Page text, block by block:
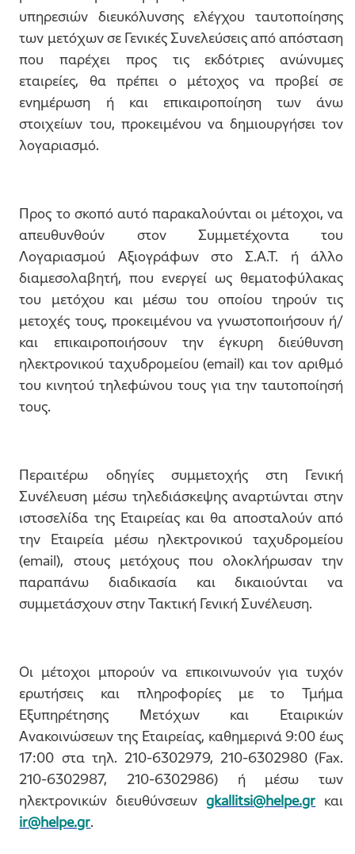
υπηρεσιών διευκόλυνσης ελέγχου ταυτοποίησης
των μετόχων σε Γενικές Συνελεύσεις από απόσταση
που παρέχει προς τις εκδότριες ανώνυμες
εταιρείες, θα πρέπει ο μέτοχος να προβεί σε
ενημέρωση ή και επικαιροποίηση των άνω
στοιχείων του, προκειμένου να δημιουργήσει τον
λογαριασμό.
Προς το σκοπό αυτό παρακαλούνται οι μέτοχοι, να
απευθυνθούν στον Συμμετέχοντα του
Λογαριασμού Αξιογράφων στο Σ.Α.Τ. ή άλλο
διαμεσολαβητή, που ενεργεί ως θεματοφύλακας
του μετόχου και μέσω του οποίου τηρούν τις
μετοχές τους, προκειμένου να γνωστοποιήσουν ή/
και επικαιροποιήσουν την έγκυρη διεύθυνση
ηλεκτρονικού ταχυδρομείου (email) και τον αριθμό
του κινητού τηλεφώνου τους για την ταυτοποίησή
τους.
Περαιτέρω οδηγίες συμμετοχής στη Γενική
Συνέλευση μέσω τηλεδιάσκεψης αναρτώνται στην
ιστοσελίδα της Εταιρείας και θα αποσταλούν από
την Εταιρεία μέσω ηλεκτρονικού ταχυδρομείου
(email), στους μετόχους που ολοκλήρωσαν την
παραπάνω διαδικασία και δικαιούνται να
συμμετάσχουν στην Τακτική Γενική Συνέλευση.
Οι μέτοχοι μπορούν να επικοινωνούν για τυχόν
ερωτήσεις και πληροφορίες με το Τμήμα
Εξυπηρέτησης Μετόχων και Εταιρικών
Ανακοινώσεων της Εταιρείας, καθημερινά 9:00 έως
17:00 στα τηλ. 210-6302979, 210-6302980 (Fax.
210-6302987, 210-6302986) ή μέσω των
ηλεκτρονικών διευθύνσεωνgkallitsi@helpe.gr και
ir@helpe.gr.